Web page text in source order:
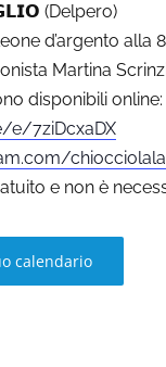
(Delpero)
d’argento alla
Martina
disponibili online:
e/7ziDcxaDX
e non è
calendario